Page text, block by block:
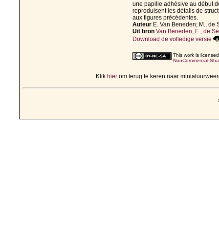
une papille adhésive au début
reproduisent les détails de
aux figures précédentes.
Auteur E. Van Beneden; M., de
Uit bron Van Beneden, E.; de
Download de volledige versie
This work is
NonCommercial-
Klik hierom terug te keren naar